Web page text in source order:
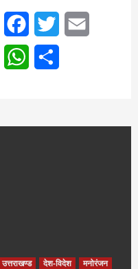
FacebookTwitter
WhatsApp
उत्तराखण्ड देश-विदेश मनोरंजन